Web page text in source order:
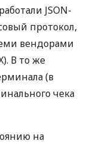
JSON-
протокол,
вендорами
В то же
(в
чека
на